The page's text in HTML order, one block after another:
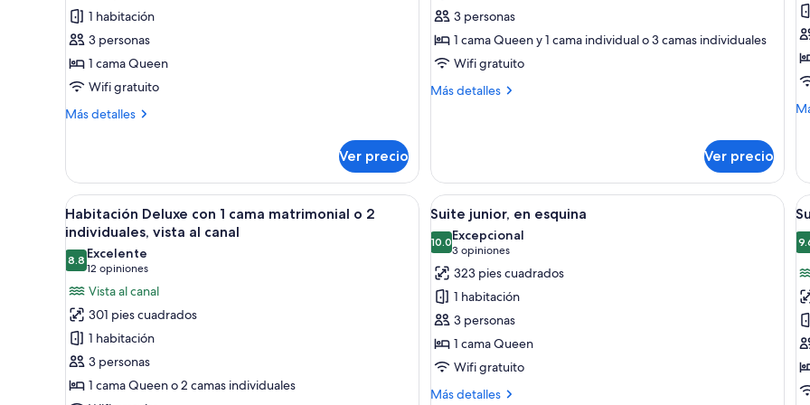
vista
al
canal
de
luna
de
miel,
hidromasaje,
canal
1 habitación
3 personas
1 cama Queen
Wifi gratuito
Más detalles
Más
de
luna
de
miel,
vista
al
canal
Ver precio
triple
clásica
3 personas
1 cama Queen y 1 cama individual o 3 camas individuales
Wifi gratuito
Más detalles
Más
clásica
Ver precio
1
1
o
2
Abrir
todas
las
fotos
de
Habitación
Deluxe
con
1
cama
Habitación Deluxe con 1 cama matrimonial o 2 individuales, vista al canal | Vista desde la habitación
6
Habitación Deluxe con 1 cama matrimonial o 2
individuales, vista al canal
8.88.8 de 10
Excelente
12 opiniones
(12
opiniones)
Vista al canal
301 pies cuadrados
1 habitación
3 personas
1 cama Queen o 2 camas individuales
Abrir
todas
las
fotos
de
Suite
junior,
en
esquina
Suite junior, en esquina | Vista desde
7
Suite junior, en esquina
10.010.0 de 10
Excepcional
3 opiniones
(3
opiniones)
323 pies cuadrados
1 habitación
3 personas
1 cama Queen
Wifi gratuito
Más detalles
Más
al